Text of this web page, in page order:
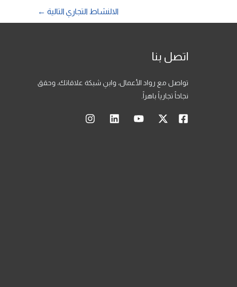
الالنشاط التجاري التالية ←
اتصل بنا
تواصل مع رواد الأعمال، وابنِ شبكة علاقاتك، وحقق
نجاحاً تجارياً باهراً.